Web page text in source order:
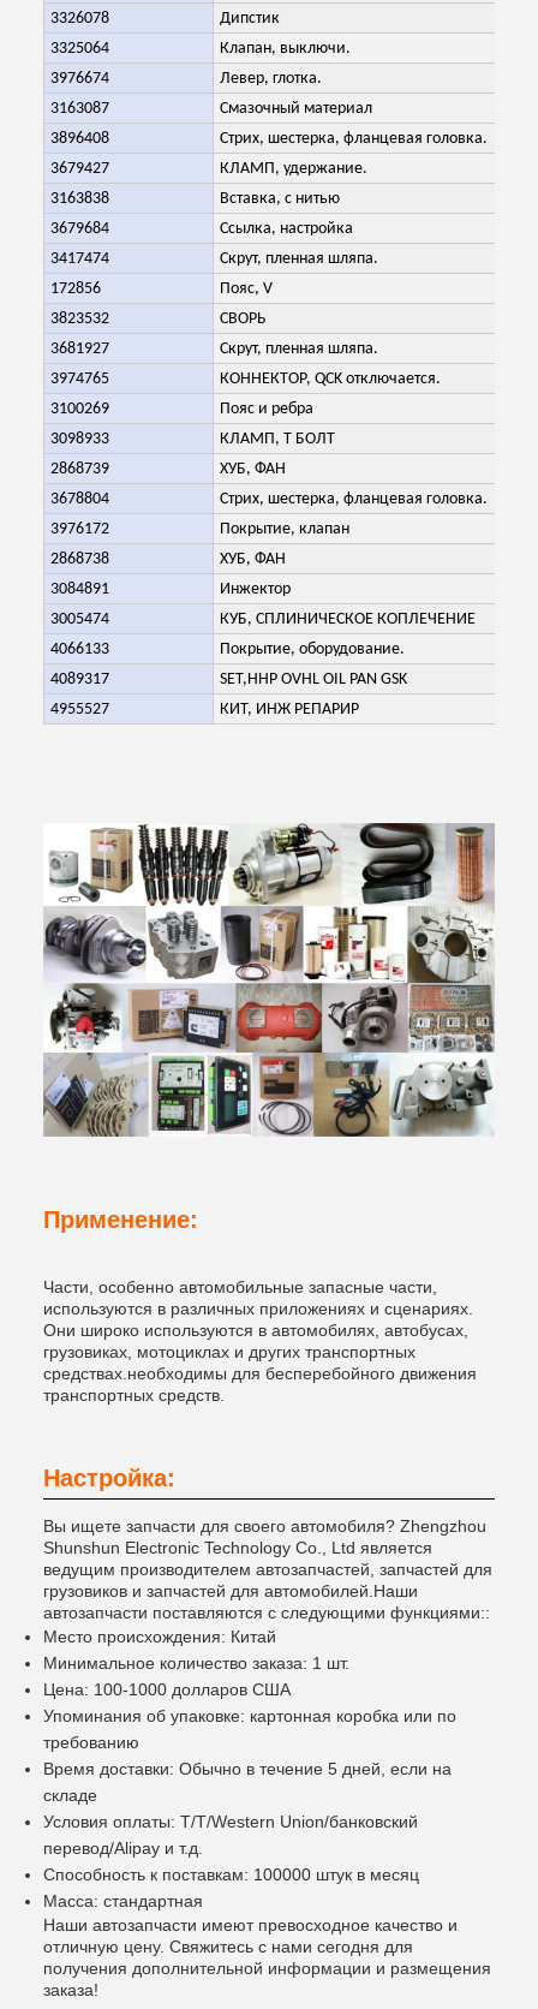
Оставьте сообщение
Мы скоро тебе перезвоним!
3326078
Дипстик
3325064
Клапан, выключи.
3976674
Левер, глотка.
3163087
Смазочный материал
3896408
Стрих, шестерка, фланцевая головка.
3679427
КЛАМП, удержание.
3163838
Вставка, с нитью
3679684
Ссылка, настройка
3417474
Скрут, пленная шляпа.
172856
Пояс, V
3823532
СВОРЬ
3681927
Скрут, пленная шляпа.
3974765
КОННЕКТОР, QCK отключается.
3100269
Пояс и ребра
3098933
КЛАМП, Т БОЛТ
2868739
ХУБ, ФАН
3678804
Стрих, шестерка, фланцевая головка.
3976172
Покрытие, клапан
2868738
ХУБ, ФАН
3084891
Инжектор
3005474
КУБ, СПЛИНИЧЕСКОЕ КОПЛЕЧЕНИЕ
4066133
Покрытие, оборудование.
4089317
SET,HHP OVHL OIL PAN GSK
4955527
КИТ, ИНЖ РЕПАРИР
Применение:
Части, особенно автомобильные запасные части,
используются в различных приложениях и сценариях.
Они широко используются в автомобилях, автобусах,
грузовиках, мотоциклах и других транспортных
средствах.необходимы для бесперебойного движения
транспортных средств.
Настройка:
Вы ищете запчасти для своего автомобиля? Zhengzhou
Shunshun Electronic Technology Co., Ltd является
ведущим производителем автозапчастей, запчастей для
грузовиков и запчастей для автомобилей.Наши
автозапчасти поставляются с следующими функциями::
Место происхождения: Китай
Минимальное количество заказа: 1 шт.
Цена: 100-1000 долларов США
Упоминания об упаковке: картонная коробка или по
требованию
Время доставки: Обычно в течение 5 дней, если на
складе
Условия оплаты: T/T/Western Union/банковский
перевод/Alipay и т.д.
Способность к поставкам: 100000 штук в месяц
Масса: стандартная
Наши автозапчасти имеют превосходное качество и
отличную цену. Свяжитесь с нами сегодня для
получения дополнительной информации и размещения
заказа!